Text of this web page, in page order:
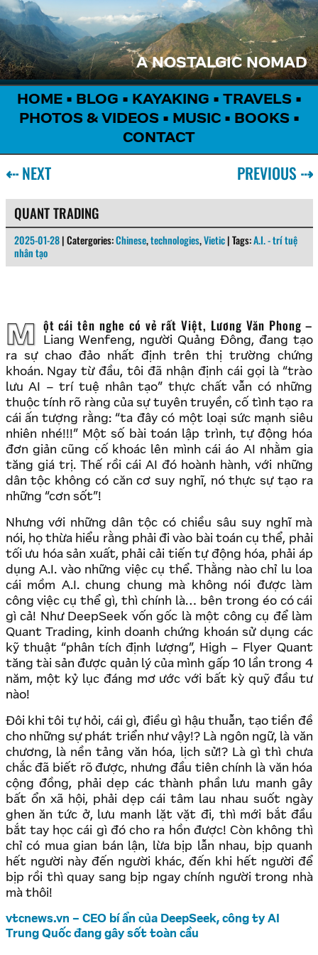
A NOSTALGIC NOMAD
HOME• BLOG • KAYAKING • TRAVELS •
PHOTOS & VIDEOS • MUSIC• BOOKS •
CONTACT
PREVIOUS ⇢
⇠NEXT
QUANT TRADING
2025-01-28| Catergories:Chinese,technologies,Vietic| Tags:A.I. - trí tuệ
nhân tạo
Một cái tên nghe có vẻ rất Việt, Lương Văn Phong –
Liang Wenfeng, người Quảng Đông, đang tạo
ra sự chao đảo nhất định trên thị trường chứng
khoán. Ngay từ đầu, tôi đã nhận định cái gọi là “trào
lưu AI – trí tuệ nhân tạo” thực chất vẫn có những
thuộc tính rõ ràng của sự tuyên truyền, cố tình tạo ra
cái ấn tượng rằng: “ta đây có một loại sức mạnh siêu
nhiên nhé!!!” Một số bài toán lập trình, tự động hóa
đơn giản cũng cố khoác lên mình cái áo AI nhằm gia
tăng giá trị. Thế rồi cái AI đó hoành hành, với những
dân tộc không có căn cơ suy nghĩ, nó thực sự tạo ra
những “cơn sốt”!
Nhưng với những dân tộc có chiều sâu suy nghĩ mà
nói, họ thừa hiểu rằng phải đi vào bài toán cụ thể, phải
tối ưu hóa sản xuất, phải cải tiến tự động hóa, phải áp
dụng A.I. vào những việc cụ thể. Thằng nào chỉ lu loa
cái mồm A.I. chung chung mà không nói được làm
công việc cụ thể gì, thì chính là… bên trong éo có cái
gì cả! Như DeepSeek vốn gốc là một công cụ để làm
Quant Trading, kinh doanh chứng khoán sử dụng các
kỹ thuật “phân tích định lượng”, High – Flyer Quant
tăng tài sản được quản lý của mình gấp 10 lần trong 4
năm, một kỷ lục đáng mơ ước với bất kỳ quỹ đầu tư
nào!
Đôi khi tôi tự hỏi, cái gì, điều gì hậu thuẫn, tạo tiền đề
cho những sự phát triển như vậy!? Là ngôn ngữ, là văn
chương, là nền tảng văn hóa, lịch sử!? Là gì thì chưa
chắc đã biết rõ được, nhưng đầu tiên chính là văn hóa
cộng đồng, phải dẹp các thành phần lưu manh gây
bất ổn xã hội, phải dẹp cái tâm lau nhau suốt ngày
ghen ăn tức ở, lưu manh lặt vặt đi, thì mới bắt đầu
bắt tay học cái gì đó cho ra hồn được! Còn không thì
chỉ có mua gian bán lận, lừa bịp lẫn nhau, bịp quanh
hết người này đến người khác, đến khi hết người để
bịp rồi thì quay sang bịp ngay chính người trong nhà
mà thôi!
vtcnews.vn – CEO bí ẩn của DeepSeek, công ty AI
Trung Quốc đang gây sốt toàn cầu